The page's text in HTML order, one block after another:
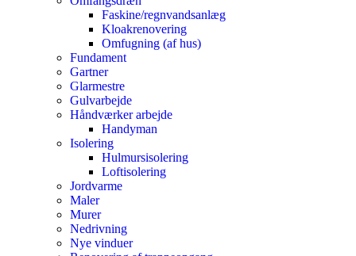
Faskine/regnvandsanlæg
Kloakrenovering
Omfugning (af hus)
Fundament
Gartner
Glarmestre
Gulvarbejde
Håndværker arbejde
Handyman
Isolering
Hulmursisolering
Loftisolering
Jordvarme
Maler
Murer
Nedrivning
Nye vinduer